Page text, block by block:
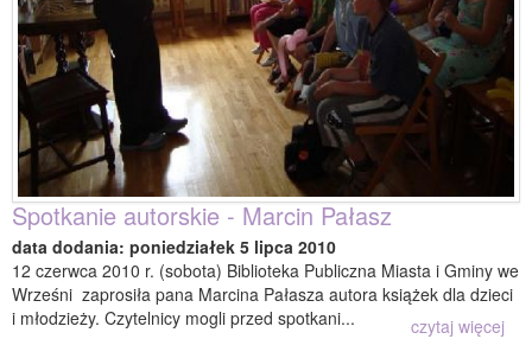
Spotkanie autorskie - Marcin Pałasz
data dodania: poniedziałek 5 lipca 2010
12 czerwca 2010 r. (sobota) Biblioteka Publiczna Miasta i Gminy we
Wrześni zaprosiła pana Marcina Pałasza autora książek dla dzieci
i młodzieży. Czytelnicy mogli przed spotkani...
czytaj więcej